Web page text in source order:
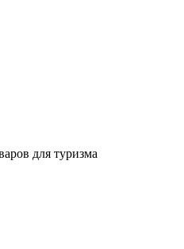
для туризма